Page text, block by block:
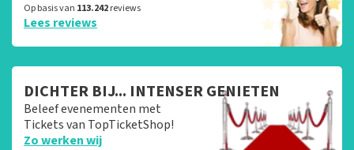
Op basis van 113.242reviews
Lees reviews
DICHTER BIJ... INTENSER GENIETEN
Beleef evenementen met
Tickets van TopTicketShop!
Zo werken wij